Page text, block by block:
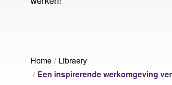
Laat ons jouw vraagstuk ontrafelen
Voorziening Utrecht
Home
Libraery
Een inspirerende werkomgeving